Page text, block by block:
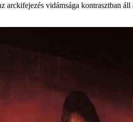
arckifejezés vidámsága kontrasztban